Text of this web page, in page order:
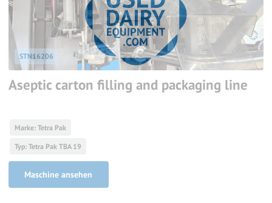
STN16206
Aseptic carton filling and packaging line
Marke: Tetra Pak
Typ: Tetra Pak TBA 19
Maschine ansehen